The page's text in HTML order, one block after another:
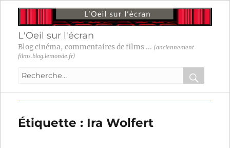
L'Oeil sur l'écran
Blog cinéma, commentaires de films ... (anciennement
films.blog.lemonde.fr)
Recherche
:
OK
Étiquette : Ira Wolfert